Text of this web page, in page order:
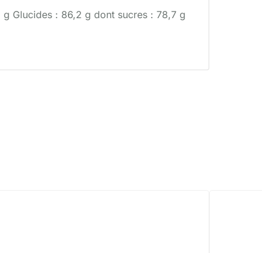
Glucides : 86,2 g dont sucres : 78,7 g